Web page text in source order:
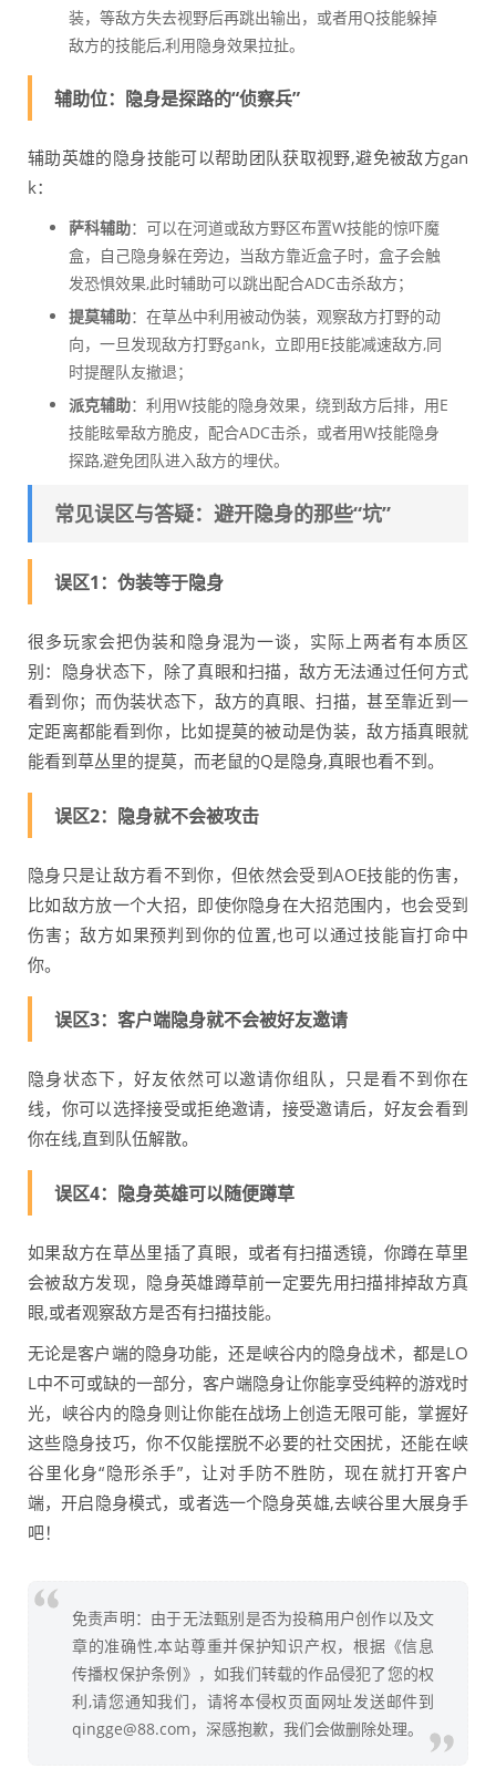
装，等敌方失去视野后再跳出输出，或者用Q技能躲掉
敌方的技能后,利用隐身效果拉扯。
辅助位：隐身是探路的“侦察兵”
辅助英雄的隐身技能可以帮助团队获取视野,避免被敌方gan
k：
萨科辅助：可以在河道或敌方野区布置W技能的惊吓魔
盒，自己隐身躲在旁边，当敌方靠近盒子时，盒子会触
发恐惧效果,此时辅助可以跳出配合ADC击杀敌方；
提莫辅助：在草丛中利用被动伪装，观察敌方打野的动
向，一旦发现敌方打野gank，立即用E技能减速敌方,同
时提醒队友撤退；
派克辅助：利用W技能的隐身效果，绕到敌方后排，用E
技能眩晕敌方脆皮，配合ADC击杀，或者用W技能隐身
探路,避免团队进入敌方的埋伏。
常见误区与答疑：避开隐身的那些“坑”
误区1：伪装等于隐身
很多玩家会把伪装和隐身混为一谈，实际上两者有本质区
别：隐身状态下，除了真眼和扫描，敌方无法通过任何方式
看到你；而伪装状态下，敌方的真眼、扫描，甚至靠近到一
定距离都能看到你，比如提莫的被动是伪装，敌方插真眼就
能看到草丛里的提莫，而老鼠的Q是隐身,真眼也看不到。
误区2：隐身就不会被攻击
隐身只是让敌方看不到你，但依然会受到AOE技能的伤害，
比如敌方放一个大招，即使你隐身在大招范围内，也会受到
伤害；敌方如果预判到你的位置,也可以通过技能盲打命中
你。
误区3：客户端隐身就不会被好友邀请
隐身状态下，好友依然可以邀请你组队，只是看不到你在
线，你可以选择接受或拒绝邀请，接受邀请后，好友会看到
你在线,直到队伍解散。
误区4：隐身英雄可以随便蹲草
如果敌方在草丛里插了真眼，或者有扫描透镜，你蹲在草里
会被敌方发现，隐身英雄蹲草前一定要先用扫描排掉敌方真
眼,或者观察敌方是否有扫描技能。
无论是客户端的隐身功能，还是峡谷内的隐身战术，都是LO
L中不可或缺的一部分，客户端隐身让你能享受纯粹的游戏时
光，峡谷内的隐身则让你能在战场上创造无限可能，掌握好
这些隐身技巧，你不仅能摆脱不必要的社交困扰，还能在峡
谷里化身“隐形杀手”，让对手防不胜防，现在就打开客户
端，开启隐身模式，或者选一个隐身英雄,去峡谷里大展身手
吧！
免责声明：由于无法甄别是否为投稿用户创作以及文
章的准确性,本站尊重并保护知识产权，根据《信息
传播权保护条例》，如我们转载的作品侵犯了您的权
利,请您通知我们，请将本侵权页面网址发送邮件到
qingge@88.com，深感抱歉，我们会做删除处理。